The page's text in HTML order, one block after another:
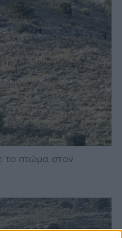
το πτώμα στον